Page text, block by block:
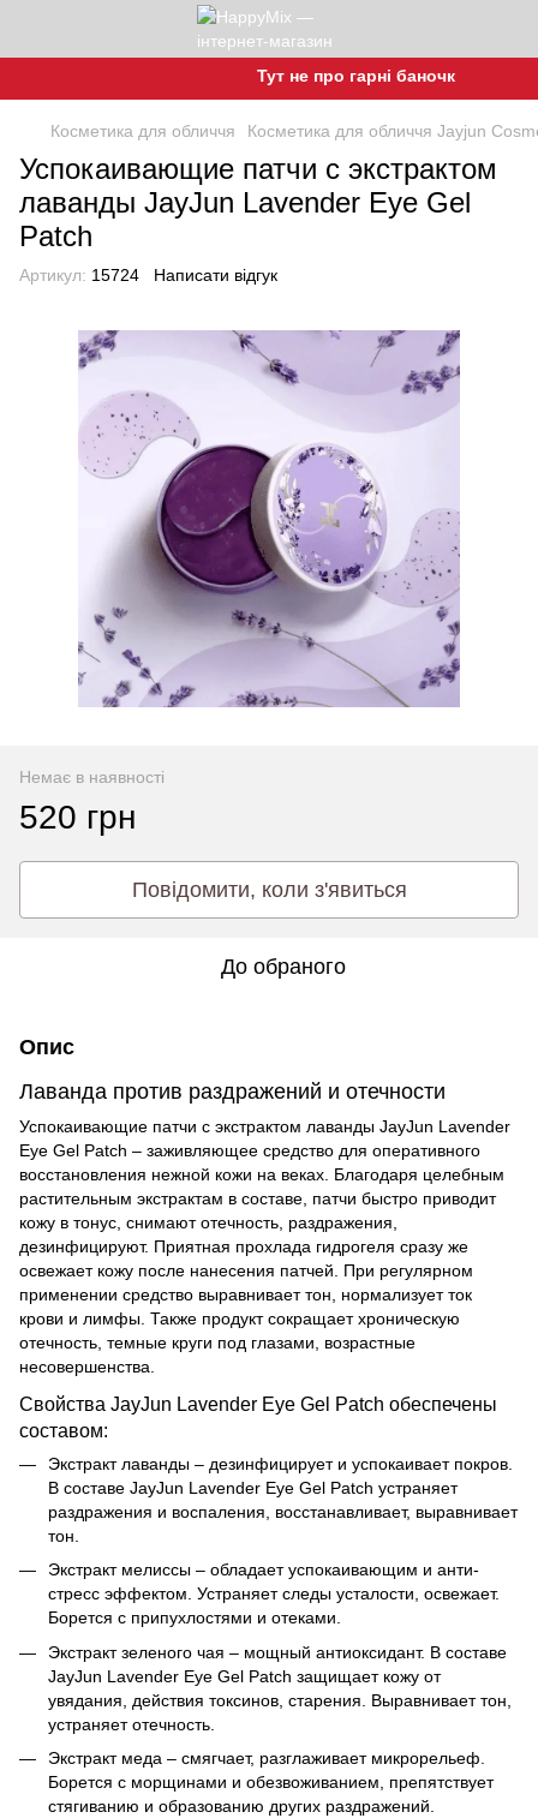
Тут не про гарні баночки, а про
Косметика для обличчя Косметика для обличчя Jayjun
Успокаивающие патчи с экстрактом
лаванды JayJun Lavender Eye Gel
Patch
Артикул: 15724 Написати відгук
Немає в наявності
520 грн
Повідомити, коли з'явиться
До обраного
Опис
Лаванда против раздражений и отечности
Успокаивающие патчи с экстрактом лаванды JayJun Lavender
Eye Gel Patch – заживляющее средство для оперативного
восстановления нежной кожи на веках. Благодаря целебным
растительным экстрактам в составе, патчи быстро приводит
кожу в тонус, снимают отечность, раздражения,
дезинфицируют. Приятная прохлада гидрогеля сразу же
освежает кожу после нанесения патчей. При регулярном
применении средство выравнивает тон, нормализует ток
крови и лимфы. Также продукт сокращает хроническую
отечность, темные круги под глазами, возрастные
несовершенства.
Свойства JayJun Lavender Eye Gel Patch обеспечены
составом:
Экстракт лаванды – дезинфицирует и успокаивает покров.
В составе JayJun Lavender Eye Gel Patch устраняет
раздражения и воспаления, восстанавливает, выравнивает
тон.
Экстракт мелиссы – обладает успокаивающим и анти-
стресс эффектом. Устраняет следы усталости, освежает.
Борется с припухлостями и отеками.
Экстракт зеленого чая – мощный антиоксидант. В составе
JayJun Lavender Eye Gel Patch защищает кожу от
увядания, действия токсинов, старения. Выравнивает тон,
устраняет отечность.
Экстракт меда – смягчает, разглаживает микрорельеф.
Борется с морщинами и обезвоживанием, препятствует
стягиванию и образованию других раздражений.